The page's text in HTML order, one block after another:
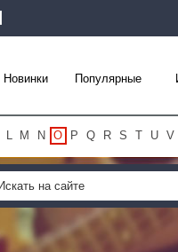
Новинки Популярные
L M N O P Q R S T U V